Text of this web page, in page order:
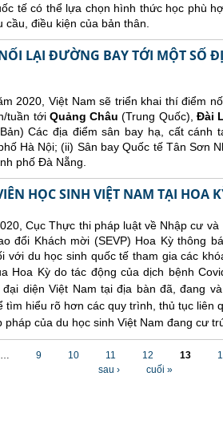
tế có thể lựa chọn hình thức học phù
điều kiện của bản thân.
LẠI ĐƯỜNG BAY TỚI MỘT SỐ
2020, Việt Nam sẽ triển khai thí điểm
tuần tới Quảng Châu (Trung Quốc), Đài
Các địa điểm sân bay hạ, cất cánh
Hà Nội; (ii) Sân bay Quốc tế Tân Sơn
phố Đà Nẵng.
HỌC SINH VIỆT NAM TẠI HOA
Cục Thực thi pháp luật về Nhập cư
đổi Khách mời (SEVP) Hoa Kỳ thông
với du học sinh quốc tế tham gia các
Hoa Kỳ do tác động của dịch bệnh
diện Việt Nam tại địa bàn đã, đang
tìm hiểu rõ hơn các quy trình, thủ tục liên
của du học sinh Việt Nam đang cư
… 9 10 11 12 13
sau ›
cuối »